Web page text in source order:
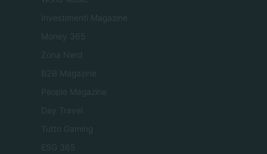
Investimenti Magazine
Money 365
Zona Nerd
B2B Magazine
People Magazine
Day Travel
Tutto Gaming
ESG 365